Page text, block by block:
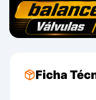
Ficha